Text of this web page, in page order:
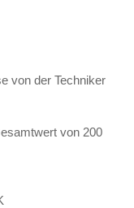
von der Techniker
von 200